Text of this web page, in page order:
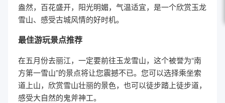
盎然，百花盛开，阳光明媚，气温适宜，是一个欣赏玉龙
雪山、感受古城风情的好时机。
最佳游玩景点推荐
在五月份去丽江，一定要前往玉龙雪山，这个被誉为“南
方第一雪山”的景点将让您震撼不已。您可以选择乘坐索
道上山，欣赏雪山壮丽的景色，也可以徒步踏上徒步道，
感受大自然的鬼斧神工。